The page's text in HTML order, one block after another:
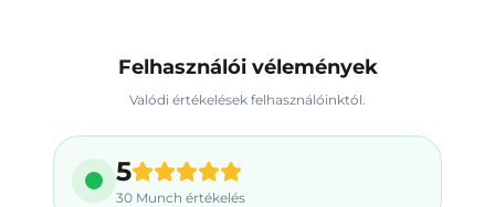
Felhasználói vélemények
Valódi értékelések felhasználóinktól.
5
30 Munch értékelés